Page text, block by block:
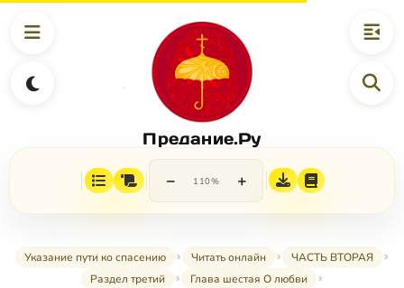
Предание.Ру
− 110% +
Указание пути ко спасению Читать онлайн
ЧАСТЬ ВТОРАЯ
Раздел третий
Глава шестая О любви